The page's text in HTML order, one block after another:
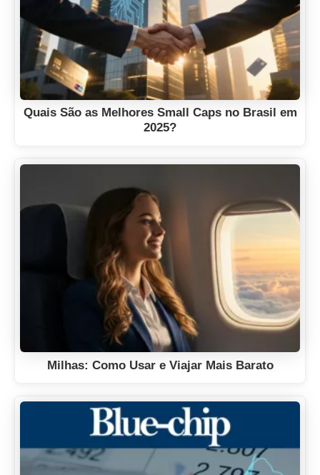
Quais São as Melhores Small Caps no Brasil em
2025?
Milhas: Como Usar e Viajar Mais Barato